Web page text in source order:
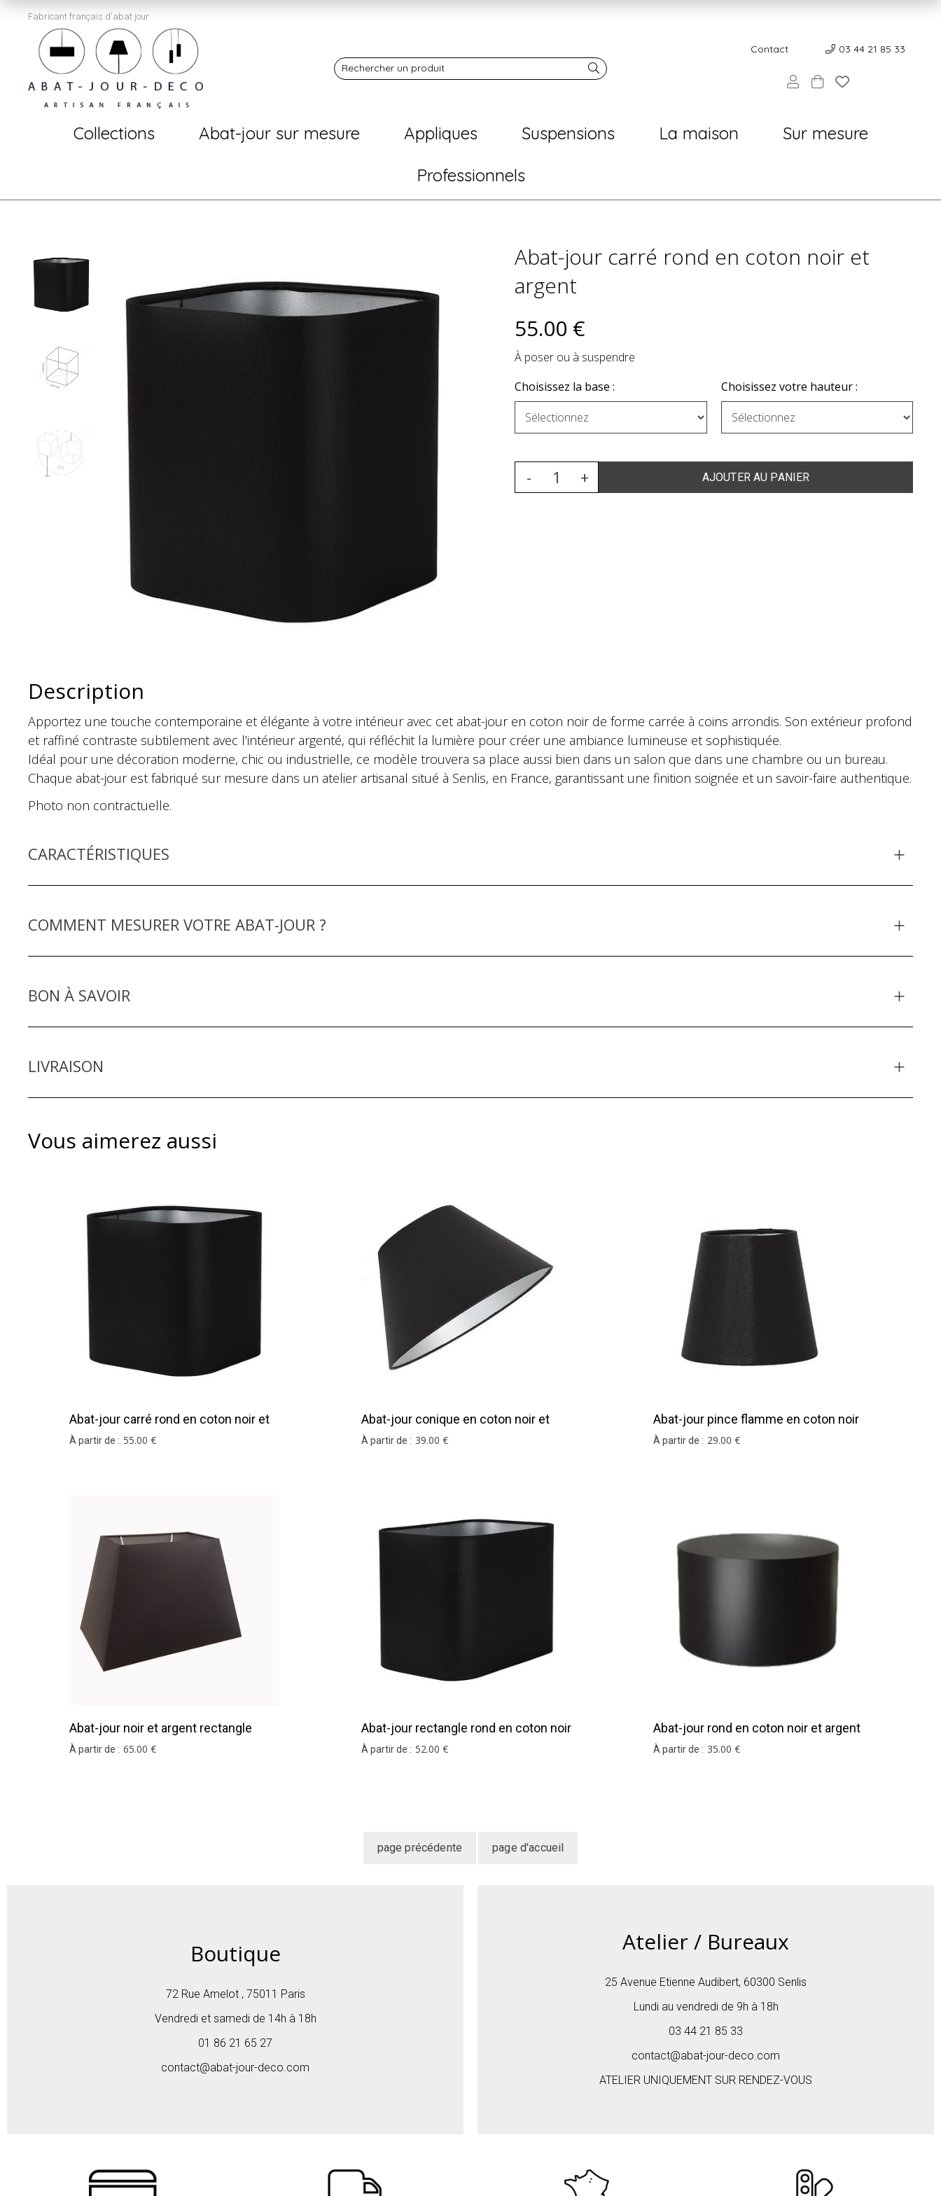
Fabricant français d'abat jour
Contact
03 44 21 85 33
Rechercher un produit
Collections Abat-jour sur mesure Appliques Suspensions La maison
Sur mesure
Professionnels
Abat-jour carré rond en coton noir et
argent
55.00 €
À poser ou à suspendre
Choisissez la base :
Choisissez votre hauteur :
Description
Apportez une touche contemporaine et élégante à votre intérieur avec cet abat-jour en coton noir de forme carrée à coins arrondis. Son extérieur profond
et raffiné contraste subtilement avec l’intérieur argenté, qui réfléchit la lumière pour créer une ambiance lumineuse et sophistiquée.
Idéal pour une décoration moderne, chic ou industrielle, ce modèle trouvera sa place aussi bien dans un salon que dans une chambre ou un bureau.
Chaque abat-jour est fabriqué sur mesure dans un atelier artisanal situé à Senlis, en France, garantissant une finition soignée et un savoir-faire authentique.
Photo non contractuelle.
CARACTÉRISTIQUES
COMMENT MESURER VOTRE ABAT-JOUR ?
Si vous ne trouvez pas votre coloris ou votre dimension, n'hésitez pas à contacter notre
BON À SAVOIR
LIVRAISON
Les différents types de livraison
Vous aimerez aussi
Abat-jour carré rond en coton noir et
argent
À partir de : 55.00 €
Abat-jour conique en coton noir et
argent
À partir de : 39.00 €
Abat-jour pince flamme en coton noir
et argent
À partir de : 29.00 €
Abat-jour noir et argent rectangle
pyramide en coton
À partir de : 65.00 €
Abat-jour rectangle rond en coton noir
et argent
À partir de : 52.00 €
Abat-jour rond en coton noir et argent
À partir de : 35.00 €
Boutique
72 Rue Amelot , 75011 Paris
Vendredi et samedi de 14h à 18h
01 86 21 65 27
contact@abat-jour-deco.com
Atelier / Bureaux
25 Avenue Etienne Audibert, 60300 Senlis
Lundi au vendredi de 9h à 18h
03 44 21 85 33
contact@abat-jour-deco.com
ATELIER UNIQUEMENT SUR RENDEZ-VOUS
Contact